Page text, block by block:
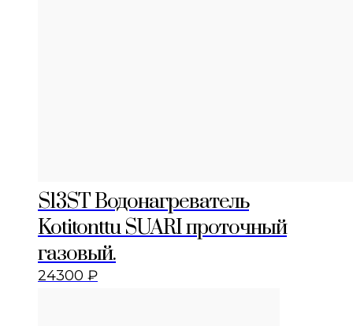
S13ST Водонагреватель
Kotitonttu SUARI проточный
газовый.
24300 ₽